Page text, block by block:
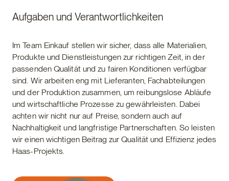
Aufgaben und Verantwortlichkeiten
Im Team Einkauf stellen wir sicher, dass alle Materialien,
Produkte und Dienstleistungen zur richtigen Zeit, in der
passenden Qualität und zu fairen Konditionen verfügbar
sind. Wir arbeiten eng mit Lieferanten, Fachabteilungen
und der Produktion zusammen, um reibungslose Abläufe
und wirtschaftliche Prozesse zu gewährleisten. Dabei
achten wir nicht nur auf Preise, sondern auch auf
Nachhaltigkeit und langfristige Partnerschaften. So leisten
wir einen wichtigen Beitrag zur Qualität und Effizienz jedes
Haas-Projekts.